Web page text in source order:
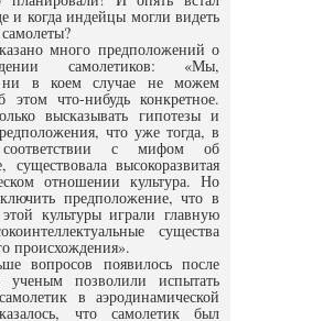
и когда индейцы могли видеть
много предположений о
самолетиков: «Мы,
ни в коем случае не можем
этом что-нибудь конкретное.
высказывать гипотезы и
что уже тогда, в
с мифом об
существовала высокоразвитая
отношении культура. Но
предположение, что в
культуры играли главную
существа
происхождения».
вопросов появилось после
ученым позволили испытать
в аэродинамической
что самолетик был